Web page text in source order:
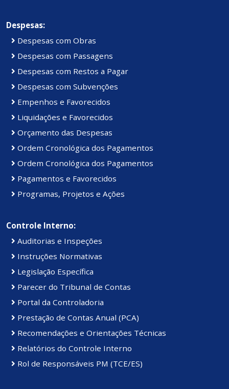
Despesas:
Despesas com Obras
Despesas com Passagens
Despesas com Restos a Pagar
Despesas com Subvenções
Empenhos e Favorecidos
Liquidações e Favorecidos
Orçamento das Despesas
Ordem Cronológica dos Pagamentos
Ordem Cronológica dos Pagamentos
Pagamentos e Favorecidos
Programas, Projetos e Ações
Controle Interno:
Auditorias e Inspeções
Instruções Normativas
Legislação Específica
Parecer do Tribunal de Contas
Portal da Controladoria
Prestação de Contas Anual (PCA)
Recomendações e Orientações Técnicas
Relatórios do Controle Interno
Rol de Responsáveis PM (TCE/ES)